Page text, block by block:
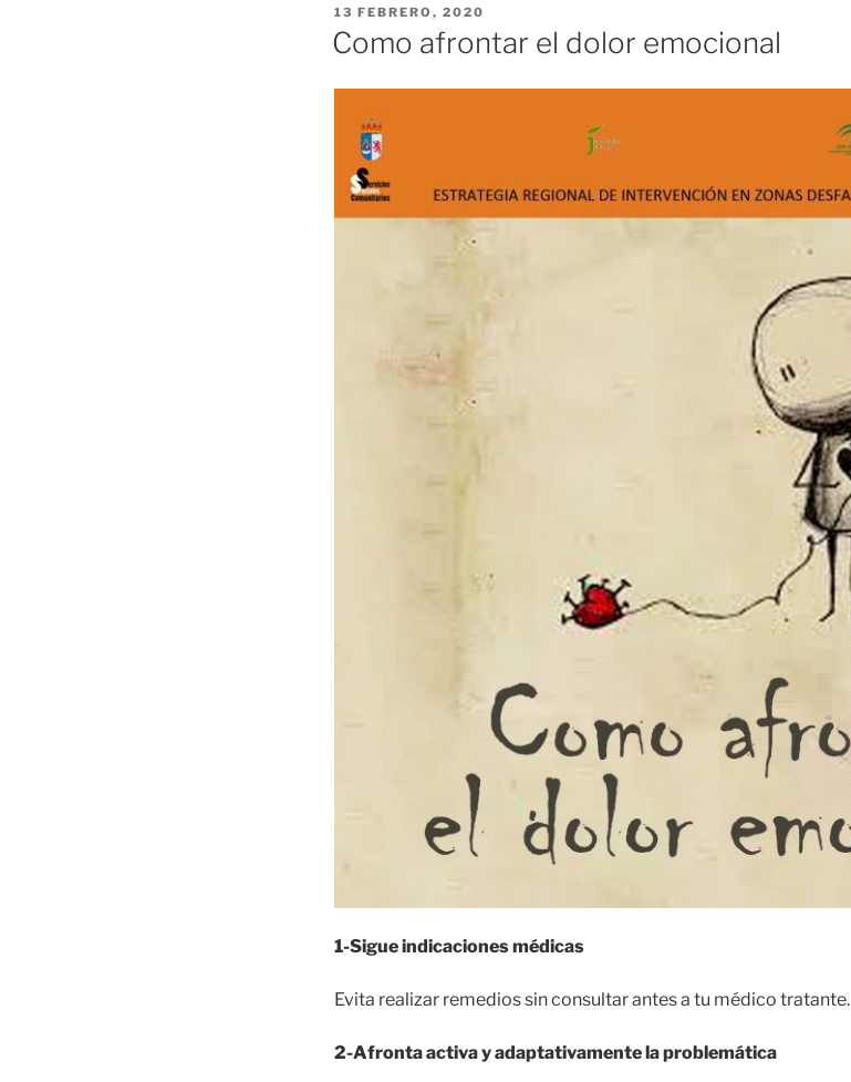
PUBLICADO
EL
13 FEBRERO, 2020
Como afrontar el dolor emocional
1-Sigue indicaciones médicas
Evita realizar remedios sin consultar antes a tu médico tratante.
2-Afronta activa y adaptativamente la problemática